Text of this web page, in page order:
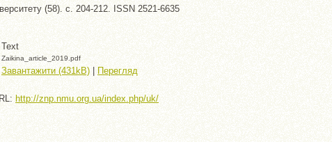
(58). с. 204-212. ISSN 2521-6635
Text
Zaikina_article_2019.pdf
Завантажити (431kB) | Перегляд
http://znp.nmu.org.ua/index.php/uk/